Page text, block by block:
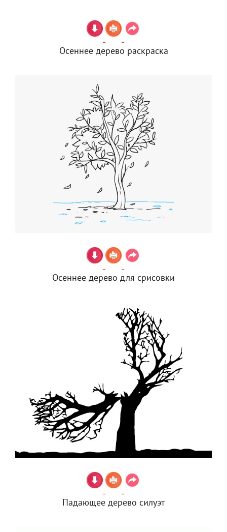
Осеннее дерево раскраска
Осеннее дерево для срисовки
Падающее дерево силуэт